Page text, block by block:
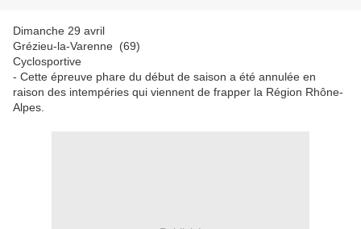
Dimanche 29 avril
Grézieu-la-Varenne (69)
Cyclosportive
- Cette épreuve phare du début de saison a été annulée en
raison des intempéries qui viennent de frapper la Région Rhône-
Alpes.